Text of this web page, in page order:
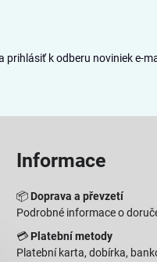
prihlásiť k odberu noviniek e-
Informace
📦 Doprava a převzetí
Podrobné informace o
💳 Platební metody
Platební karta, dobírka,